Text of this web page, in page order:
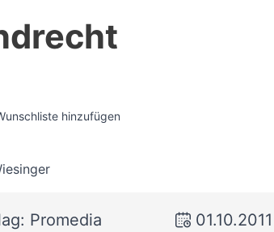
hinzufügen
Promedia
01.10.2011